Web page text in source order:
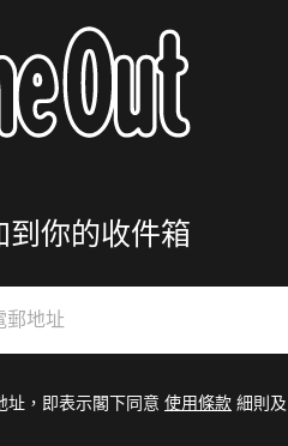
到你的收件箱
址，即表示閣下同意 使用條款 細則及